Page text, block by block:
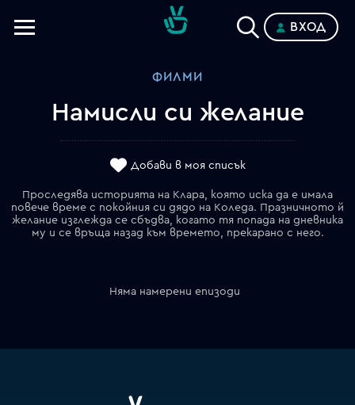
ВХОД
ФИЛМИ
Намисли си желание
Добави в моя списък
Проследява историята на Клара, която иска да е имала
повече време с покойния си дядо на Коледа. Празничното й
желание изглежда се сбъдва, когато тя попада на дневника
му и се връща назад към времето, прекарано с него.
Няма намерени епизоди